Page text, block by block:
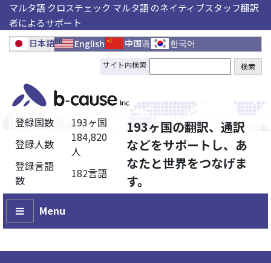
マルタ語 クロスチェック マルタ語 のネイティブスタッフ翻訳
者によるサポート